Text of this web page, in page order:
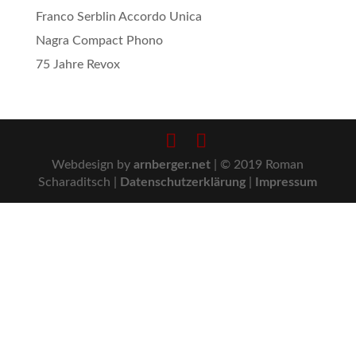
Franco Serblin Accordo Unica
Nagra Compact Phono
75 Jahre Revox
Webdesign byarnberger.net | © 2019 Roman
Scharaditsch |
Datenschutzerklärung Impressum